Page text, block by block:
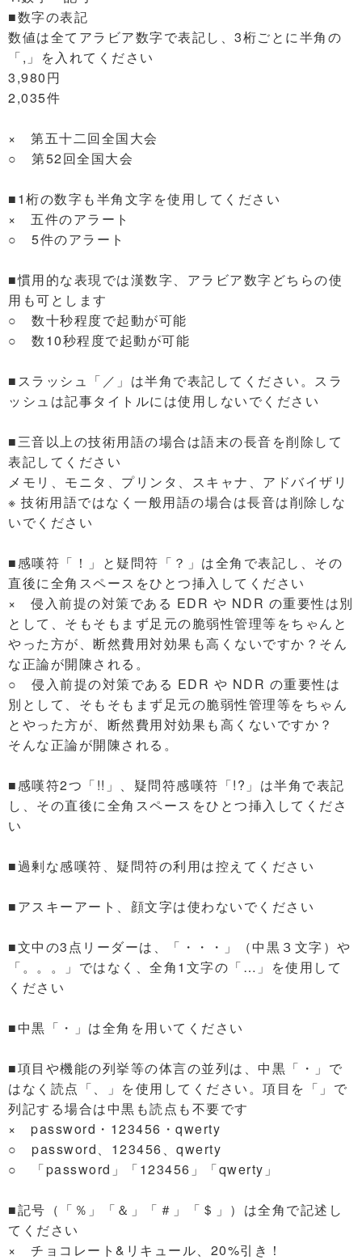
■数字の表記
数値は全てアラビア数字で表記し、3桁ごとに半角の
「,」を入れてください
3,980円
2,035件
× 第五十二回全国大会
○ 第52回全国大会
■1桁の数字も半角文字を使用してください
× 五件のアラート
○ 5件のアラート
■慣用的な表現では漢数字、アラビア数字どちらの使
用も可とします
○ 数十秒程度で起動が可能
○ 数10秒程度で起動が可能
■スラッシュ「／」は半角で表記してください。スラ
ッシュは記事タイトルには使用しないでください
■三音以上の技術用語の場合は語末の長音を削除して
表記してください
メモリ、モニタ、プリンタ、スキャナ、アドバイザリ
※ 技術用語ではなく一般用語の場合は長音は削除しな
いでください
■感嘆符「！」と疑問符「？」は全角で表記し、その
直後に全角スペースをひとつ挿入してください
× 侵入前提の対策である EDR や NDR の重要性は別
として、そもそもまず足元の脆弱性管理等をちゃんと
やった方が、断然費用対効果も高くないですか？そん
な正論が開陳される。
○ 侵入前提の対策である EDR や NDR の重要性は
別として、そもそもまず足元の脆弱性管理等をちゃん
とやった方が、断然費用対効果も高くないですか？
そんな正論が開陳される。
■感嘆符2つ「!!」、疑問符感嘆符「!?」は半角で表記
し、その直後に全角スペースをひとつ挿入してくださ
い
■過剰な感嘆符、疑問符の利用は控えてください
■アスキーアート、顔文字は使わないでください
■文中の3点リーダーは、「・・・」（中黒３文字）や
「。。。」ではなく、全角1文字の「…」を使用して
ください
■中黒「・」は全角を用いてください
■項目や機能の列挙等の体言の並列は、中黒「・」で
はなく読点「、」を使用してください。項目を「」で
列記する場合は中黒も読点も不要です
× password・123456・qwerty
○ password、123456、qwerty
○ 「password」「123456」「qwerty」
■記号（「％」「＆」「＃」「＄」）は全角で記述し
てください
× チョコレート&リキュール、20%引き！